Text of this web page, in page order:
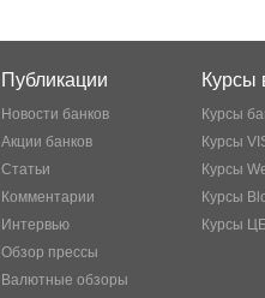
Публикации
Новости банков
Акции банков
Статьи
Комментарии
Интервью
Обзор прессы
Валютные обзоры
Курсы
Курсы
Курсы
Курсы
Курсы
Курсы